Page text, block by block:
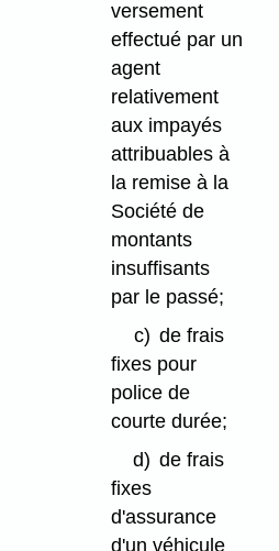
versement
effectué par un
agent
relativement
aux impayés
attribuables à
la remise à la
Société de
montants
insuffisants
par le passé;
c) de frais
fixes pour
police de
courte durée;
d) de frais
fixes
d'assurance
d'un véhicule